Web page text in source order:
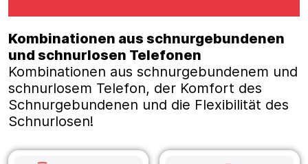
Kombinationen aus schnurgebundenen
und schnurlosen Telefonen
Kombinationen aus schnurgebundenem und
schnurlosem Telefon, der Komfort des
Schnurgebundenen und die Flexibilität des
Schnurlosen!